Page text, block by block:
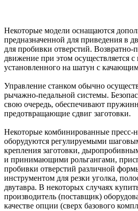
Некоторые модели оснащаются
предназначенной для приведения в
для пробивки отверстий. Возвратно-
движение при этом осуществляется
установленного на шатун с
Управление станком обычно
рычажно-педальной системы.
свою очередь, обеспечивают
предотвращающие сдвиг заготовки.
Некоторые комбинированные
оборудуются регулируемыми
крепления заготовки,
и принимающими рольгангами,
пробивки отверстий различной
инструментом для резки уголка,
двутавра. В некоторых случаях
производитель (поставщик)
качестве опции (сверх базового